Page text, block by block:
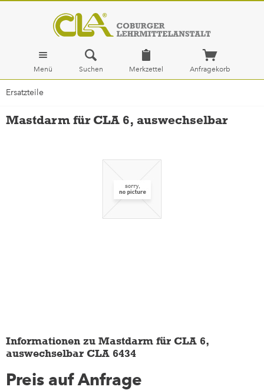
Menü Suchen Merkzettel Anfragekorb
Ersatzteile
Mastdarm für CLA 6, auswechselbar
Informationen zu Mastdarm für CLA 6,
auswechselbar CLA 6434
Preis auf Anfrage